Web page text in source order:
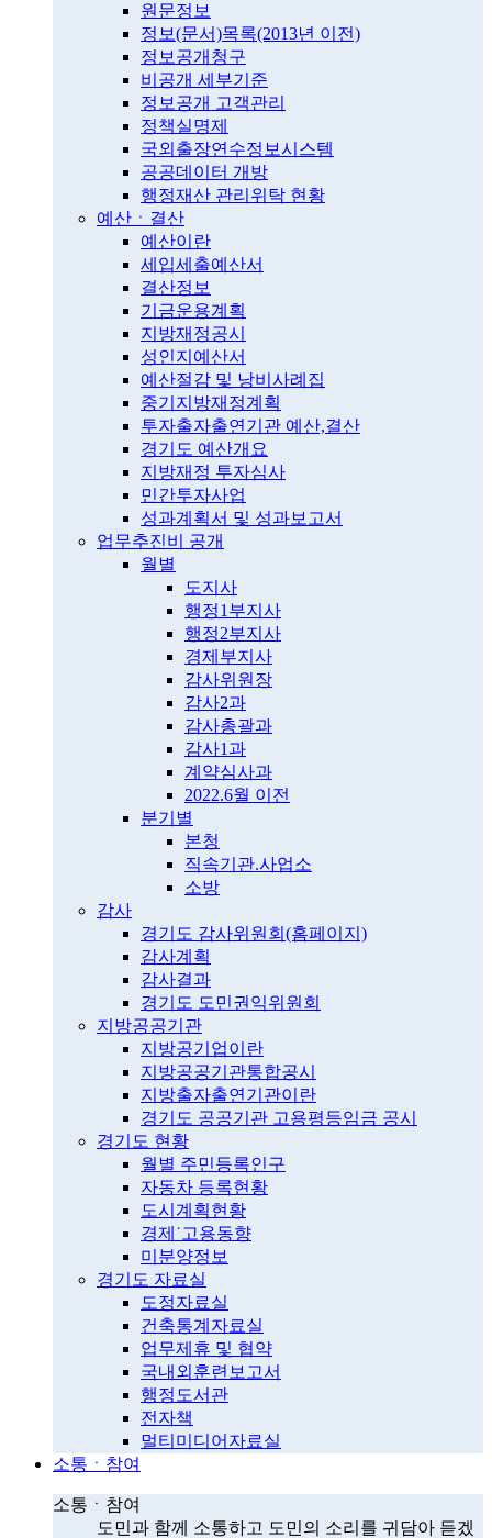
원문정보
정보(문서)목록(2013년 이전)
정보공개청구
비공개 세부기준
정보공개 고객관리
정책실명제
국외출장연수정보시스템
공공데이터 개방
행정재산 관리위탁 현황
예산ㆍ결산
예산이란
세입세출예산서
결산정보
기금운용계획
지방재정공시
성인지예산서
예산절감 및 낭비사례집
중기지방재정계획
투자출자출연기관 예산,결산
경기도 예산개요
지방재정 투자심사
민간투자사업
성과계획서 및 성과보고서
업무추진비 공개
월별
도지사
행정1부지사
행정2부지사
경제부지사
감사위원장
감사2과
감사총괄과
감사1과
계약심사과
2022.6월 이전
분기별
본청
직속기관.사업소
소방
감사
경기도 감사위원회(홈페이지)
감사계획
감사결과
경기도 도민권익위원회
지방공공기관
지방공기업이란
지방공공기관통합공시
지방출자출연기관이란
경기도 공공기관 고용평등임금 공시
경기도 현황
월별 주민등록인구
자동차 등록현황
도시계획현황
경제˙고용동향
미분양정보
경기도 자료실
도정자료실
건축통계자료실
업무제휴 및 협약
국내외훈련보고서
행정도서관
전자책
멀티미디어자료실
소통ㆍ참여
소통ㆍ참여
도민과 함께 소통하고 도민의 소리를 귀담아 듣겠